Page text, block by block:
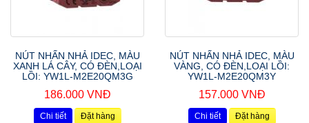
NÚT NHẤN NHẢ IDEC, MÀU
XANH LÁ CÂY, CÓ ĐÈN,LOẠI
LỒI: YW1L-M2E20QM3G
186.000 VNĐ
Chi tiết Đặt hàng
NÚT NHẤN NHẢ IDEC, MÀU
VÀNG, CÓ ĐÈN,LOẠI LỒI:
YW1L-M2E20QM3Y
157.000 VNĐ
Chi tiết Đặt hàng